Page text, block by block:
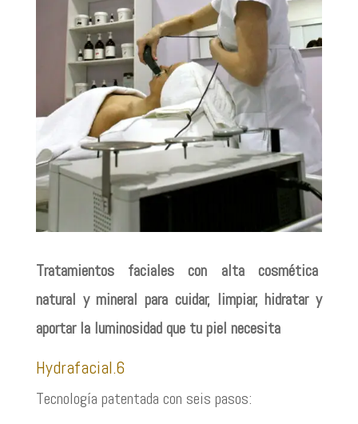
Tratamientos faciales con alta cosmética
natural y mineral para cuidar, limpiar, hidratar y
aportar la luminosidad que tu piel necesita
Hydrafacial.6
Tecnología patentada con seis pasos: